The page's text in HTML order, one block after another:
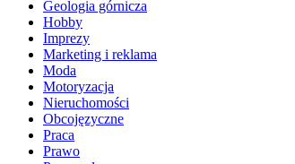
Geologia górnicza
Hobby
Imprezy
Marketing i reklama
Moda
Motoryzacja
Nieruchomości
Obcojęzyczne
Praca
Prawo